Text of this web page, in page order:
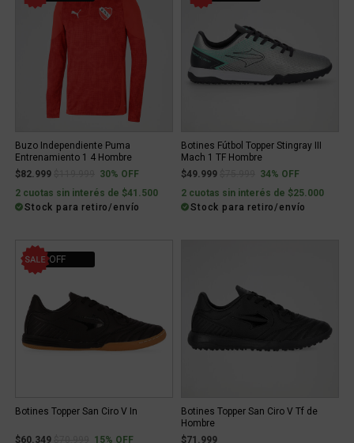
Buzo Independiente Puma
Entrenamiento 1 4 Hombre
$82.999
Price reduced from
to30% OFF
2 cuotas sin interés de $41.500
Stock para retiro/envío
Botines Fútbol Topper Stingray III
Mach 1 TF Hombre
$49.999
Price reduced from
to34% OFF
2 cuotas sin interés de $25.000
Stock para retiro/envío
15% OFF
Botines Topper San Ciro V In
$60.349 Price reduced from
to15% OFF
Botines Topper San Ciro V Tf de
Hombre
$71.999